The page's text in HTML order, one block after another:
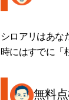
シロアリはあな
時にはすでに「
無料